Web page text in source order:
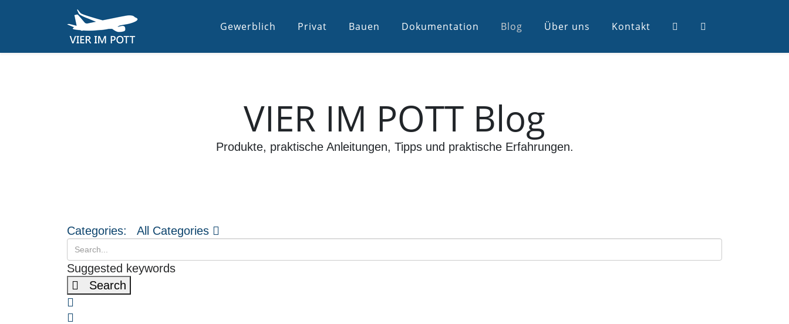
Gewerblich Privat Bauen Dokumentation Blog Über uns Kontakt
VIER IM POTT Blog
Produkte, praktische Anleitungen, Tipps und praktische Erfahrungen.
Categories:
All Categories
Search...
Suggested keywords
Search